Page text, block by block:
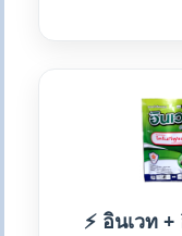
⚡ อินเวท